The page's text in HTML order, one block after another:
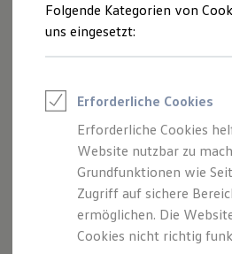
Kühlfahrzeuge
Feuerwehr
ONE Business ID Vorteile
Fahrzeuge online kaufen
Digitaler Marktplatz
Kauf & Finanzierung
Online-
Aktionen & Angebote
E-Auto-Förderung
Für Privatkunden
Für Gewerbekunden
Profi Paket
Bedingungen
Diese
Teilnahme an die Aktion
O2 SURFTOWN MUC“ (im
„Gewinnspiel“ oder
AG, Berliner Ring 2, 38440
Folgende Kategorien von
uns eingesetzt:
Erforderliche Cookies
Erforderliche Cookies
Website nutzbar zu
Grundfunktionen wie
Zugriff auf sichere
ermöglichen. Die
Cookies nicht richtig